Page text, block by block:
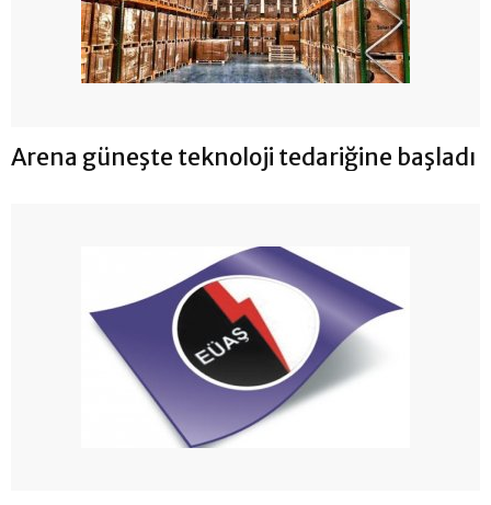
Arena güneşte teknoloji tedariğine başladı